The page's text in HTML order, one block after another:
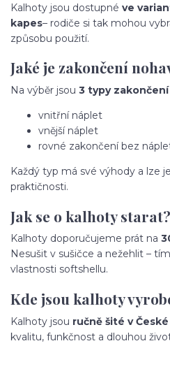
Kalhoty jsou dostupné ve
kapes– rodiče si tak mohou
způsobu použití.
Jaké je zakončení
Na výběr jsou 3 typy
vnitřní náplet
vnější náplet
rovné zakončení bez
Každý typ má své výhody a lze
praktičnosti.
Jak se o kalhoty starat?
Kalhoty doporučujeme prát na
Nesušit v sušičce a nežehlit –
vlastnosti softshellu.
Kde jsou kalhoty
Kalhoty jsou ručně šité v
kvalitu, funkčnost a dlouhou